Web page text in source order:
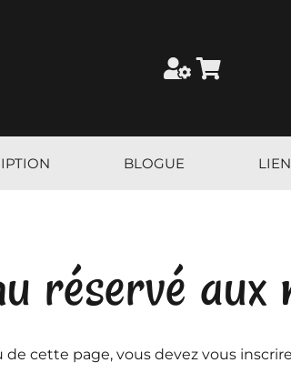
BLOGUE
réservé aux
cette page, vous devez vous